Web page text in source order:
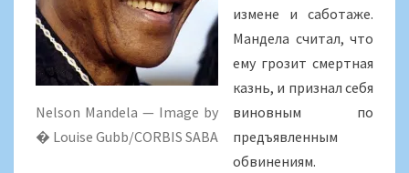
Nelson Mandela — Image by
� Louise Gubb/CORBIS SABA
измене и саботаже.
Мандела считал, что
ему грозит смертная
казнь, и признал себя
виновным по
предъявленным
обвинениям.